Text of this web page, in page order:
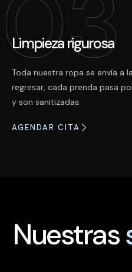
Limpieza rigurosa
Toda nuestra ropa se envía a
regresar, cada prenda pasa
y son sanitizadas.
AGENDAR CITA
Nuestras